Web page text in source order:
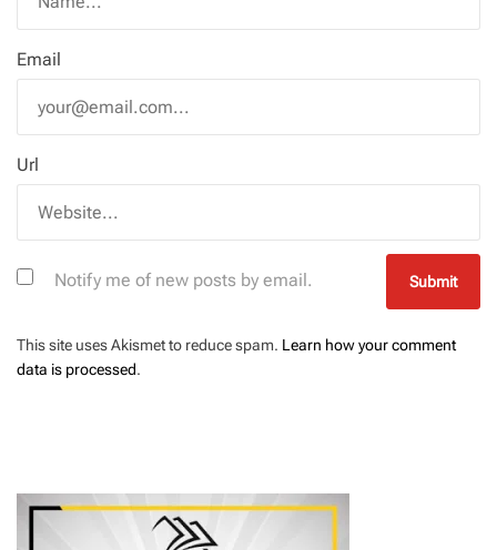
Email
Url
Notify me of new posts by email.
This site uses Akismet to reduce spam. Learn how your comment
data is processed.